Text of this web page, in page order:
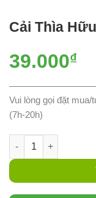
Cải Thìa
39.000₫
Vui lòng gọi đặt
(7h-20h)
Cải Thìa Hữu Cơ |